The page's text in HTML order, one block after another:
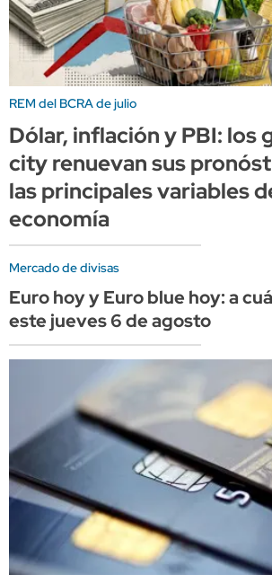
REM del BCRA de julio
Dólar, inflación y PBI: los
city renuevan sus
las principales variables
economía
Mercado de divisas
Euro hoy y Euro blue hoy: a
este jueves 6 de agosto